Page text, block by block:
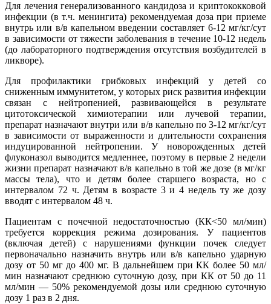
Для лечения генерализованного кандидоза и криптококковой
инфекции (в т.ч. менингита) рекомендуемая доза при приеме
внутрь или в/в капельном введении составляет 6-12 мг/кг/сут
в зависимости от тяжести заболевания в течение 10-12 недель
(до лабораторного подтверждения отсутствия возбудителей в
ликворе).
Для профилактики грибковых инфекций у детей со
сниженным иммунитетом, у которых риск развития инфекции
связан с нейтропенией, развивающейся в результате
цитотоксической химиотерапии или лучевой терапии,
препарат назначают внутри или в/в капельно по 3-12 мг/кг/сут
в зависимости от выраженности и длительности сохранения
индуцированной нейтропении. У новорожденных детей
флуконазол выводится медленнее, поэтому в первые 2 недели
жизни препарат назначают в/в капельно в той же дозе (в мг/кг
массы тела), что и детям более старшего возраста, но с
интервалом 72 ч. Детям в возрасте 3 и 4 недель ту же дозу
вводят с интервалом 48 ч.
Пациентам с почечной недостаточностью (КК<50 мл/мин)
требуется коррекция режима дозирования. У пациентов
(включая детей) с нарушениями функции почек следует
первоначально назначить внутрь или в/в капельно ударную
дозу от 50 мг до 400 мг. В дальнейшем при КК более 50 мл/
мин назначают среднюю суточную дозу, при КК от 50 до 11
мл/мин — 50% рекомендуемой дозы или среднюю суточную
дозу 1 раз в 2 дня.